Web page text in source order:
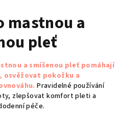
košík
mastnou a
pleť
a smíšenou pleť pomáhají
pokožku a
Pravidelné používání
zlepšovat komfort pleti a
péče.